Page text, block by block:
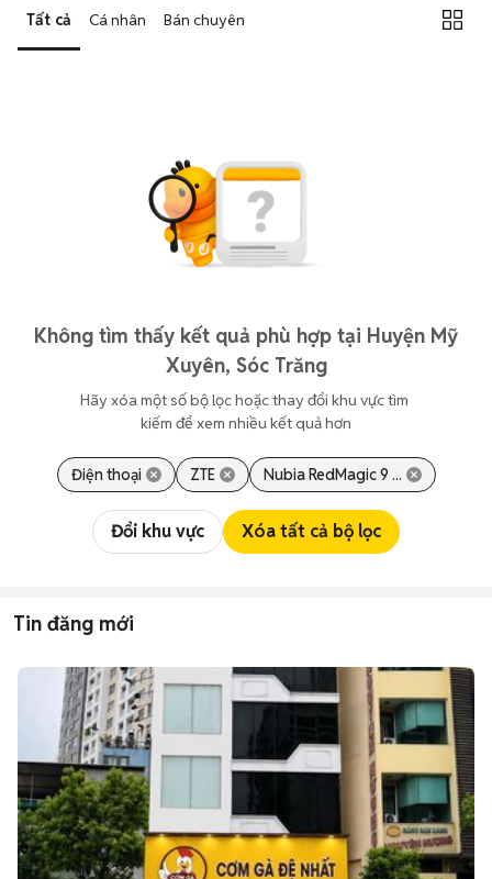
Tất cả Cá nhân Bán chuyên
Không tìm thấy kết quả phù hợp tại Huyện Mỹ
Xuyên, Sóc Trăng
Hãy xóa một số bộ lọc hoặc thay đổi khu vực tìm
kiếm để xem nhiều kết quả hơn
Điện thoại ZTE Nubia RedMagic 9 ...
Đổi khu vực Xóa tất cả bộ lọc
Tin đăng mới